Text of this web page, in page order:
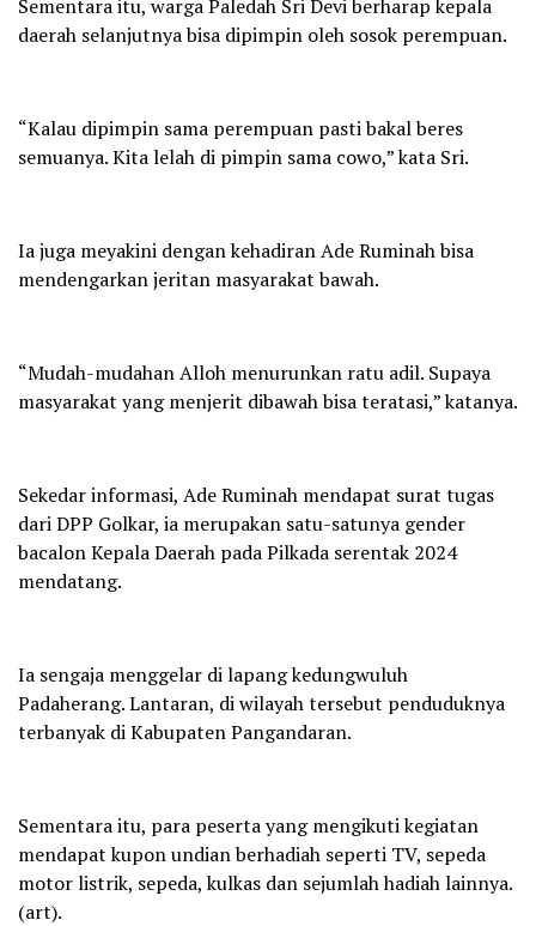
Sementara itu, warga Paledah Sri Devi berharap kepala
daerah selanjutnya bisa dipimpin oleh sosok perempuan.
“Kalau dipimpin sama perempuan pasti bakal beres
semuanya. Kita lelah di pimpin sama cowo,” kata Sri.
Ia juga meyakini dengan kehadiran Ade Ruminah bisa
mendengarkan jeritan masyarakat bawah.
“Mudah-mudahan Alloh menurunkan ratu adil. Supaya
masyarakat yang menjerit dibawah bisa teratasi,” katanya.
Sekedar informasi, Ade Ruminah mendapat surat tugas
dari DPP Golkar, ia merupakan satu-satunya gender
bacalon Kepala Daerah pada Pilkada serentak 2024
mendatang.
Ia sengaja menggelar di lapang kedungwuluh
Padaherang. Lantaran, di wilayah tersebut penduduknya
terbanyak di Kabupaten Pangandaran.
Sementara itu, para peserta yang mengikuti kegiatan
mendapat kupon undian berhadiah seperti TV, sepeda
motor listrik, sepeda, kulkas dan sejumlah hadiah lainnya.
(art).